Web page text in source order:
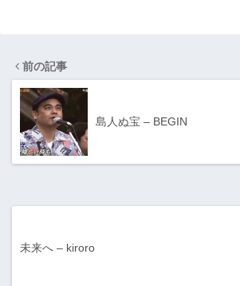
前の記事
島人ぬ宝 – BEGIN
未来へ – kiroro